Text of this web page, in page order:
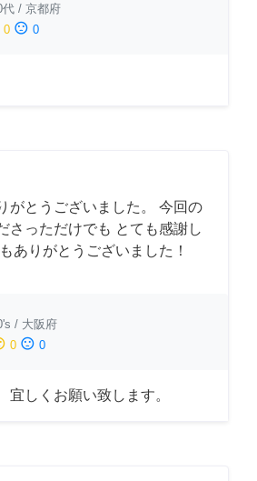
代 / 京都府
0 sentiment_dissatisfied 0
がとうございました。 今回の
さっただけでも とても感謝し
ありがとうございました！
/ 大阪府
0 sentiment_dissatisfied 0
宜しくお願い致します。